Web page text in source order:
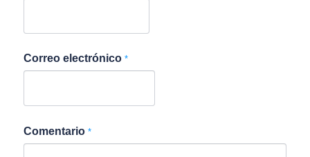
Correo electrónico *
Comentario *